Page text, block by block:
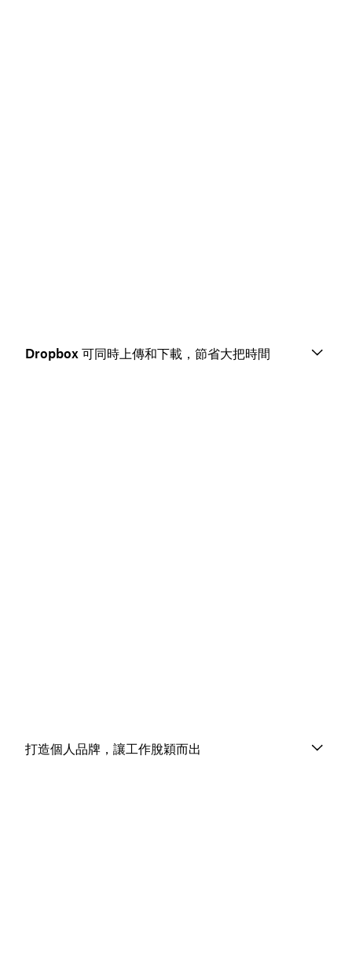
Dropbox 可同時上傳和下載，節省大把時間
打造個人品牌，讓工作脫穎而出